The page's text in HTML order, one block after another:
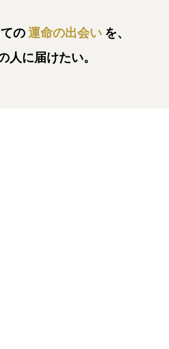
の運命の出会い を、
人に届けたい。